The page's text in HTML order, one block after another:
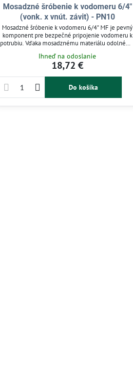
Mosadzné šróbenie k vodomeru 6/4"
(vonk. x vnút. závit) - PN10
Mosadzné šróbenie k vodomeru 6/4" MF je pevný
komponent pre bezpečné pripojenie vodomeru k
potrubiu. Vďaka mosadznému materiálu odolnému
spojenia. Vhodné pre vodovodné a závlahové
systémy s pracovným tlakom až do 16 bar.
Ihneď na odoslanie
18,72 €
Do košíka